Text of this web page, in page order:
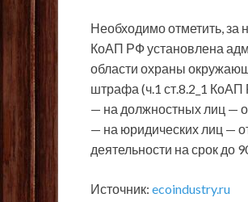
Необходимо отметить, за
КоАП РФ установлена
области охраны
штрафа (ч.1 ст.8.2_1 КоАП
— на должностных лиц —
— на юридических лиц —
деятельности на срок до
Источник: ecoindustry.ru